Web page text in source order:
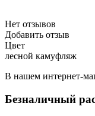
Нет отзывов
Добавить отзыв
Цвет
лесной камуфляж
В нашем интернет-
Безналичный